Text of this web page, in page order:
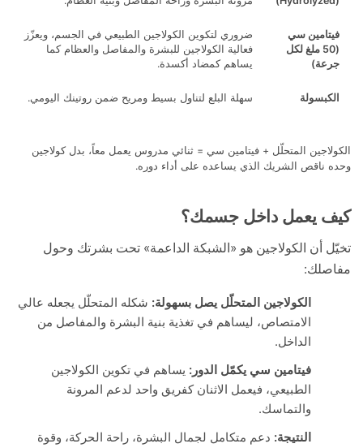
سي
(50 ملغ لكل
ضروري لتكوين الكولاجين الطبيعي في الجسم، ويعزّز
فعالية الكولاجين للبشرة والمفاصل والعظام كما
يساهم كمضاد أكسدة.
سهلة البلع لتناول بسيط ومريح ضمن روتينك اليومي.
المتحلّل + فيتامين سي = ثنائي مدروس يعمل معاً، بدل كولاجين
الشريك الذي يساعده على أداء دوره.
يعمل داخل جسمك؟
أن الكولاجين هو «الشبكة الداعمة» تحت بشرتك وحول
الكولاجين المتحلّل يصل بسهولة:شكله المتحلّل يجعله عالي
الامتصاص، ليساهم في تغذية بنية البشرة والمفاصل من
فيتامين سي يكمّل الدور:يساهم في تكوين الكولاجين
الطبيعي، فيعمل الاثنان كفريق واحد لدعم المرونة
والتماسك.
دعم متكامل لجمال البشرة، راحة الحركة، وقوة